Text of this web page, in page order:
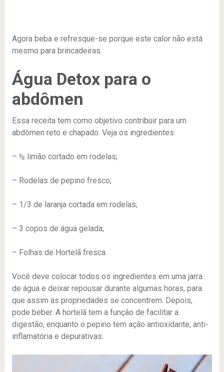
Agora beba e refresque-se porque este calor não está
mesmo para brincadeiras.
Água Detox para o
abdômen
Essa receita tem como objetivo contribuir para um
abdômen reto e chapado. Veja os ingredientes:
– ½ limão cortado em rodelas;
– Rodelas de pepino fresco;
– 1/3 de laranja cortada em rodelas;
– 3 copos de água gelada;
– Folhas de Hortelã fresca.
Você deve colocar todos os ingredientes em uma jarra
de água e deixar repousar durante algumas horas, para
que assim as propriedades se concentrem. Depois,
pode beber. A hortelã tem a função de facilitar a
digestão, enquanto o pepino tem ação antioxidante, anti-
inflamatória e depurativas.